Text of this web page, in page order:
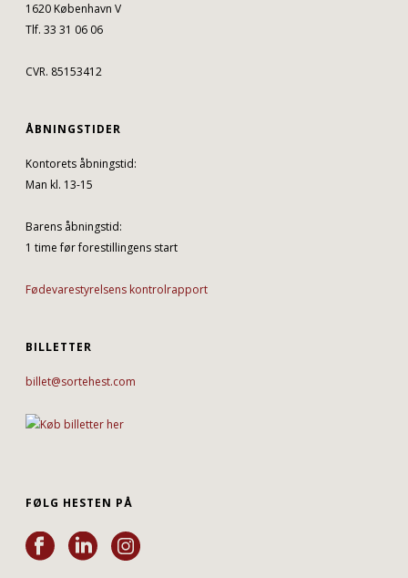
1620 København V
Tlf. 33 31 06 06
CVR. 85153412
ÅBNINGSTIDER
Kontorets åbningstid:
Man kl. 13-15
Barens åbningstid:
1 time før forestillingens start
Fødevarestyrelsens kontrolrapport
BILLETTER
billet@sortehest.com
FØLG HESTEN PÅ